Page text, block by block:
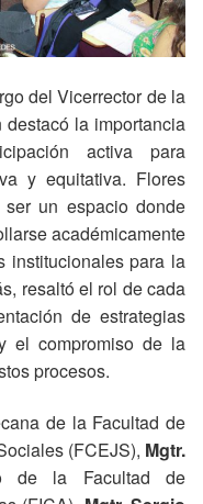
del Vicerrector de la
destacó la importancia
activa para
y equitativa. Flores
un espacio donde
académicamente
institucionales para la
resaltó el rol de cada
de estrategias
el compromiso de la
procesos.
de la Facultad de
(FCEJS), Mgtr.
de la Facultad de